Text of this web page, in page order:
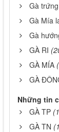
Gà
Gà Mía
Gà
GÀ RI
GÀ MÍA
GÀ
Những tin
GÀ TP
GÀ TN